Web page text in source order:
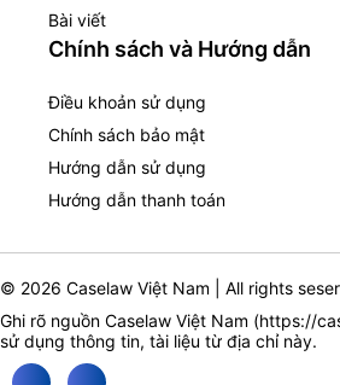
Bài viết
Chính sách và Hướng dẫn
Điều khoản sử dụng
Chính sách bảo mật
Hướng dẫn sử dụng
Hướng dẫn thanh toán
© 2026 Caselaw Việt Nam | All rights
Ghi rõ nguồn Caselaw Việt Nam (https://
sử dụng thông tin, tài liệu từ địa chỉ này.